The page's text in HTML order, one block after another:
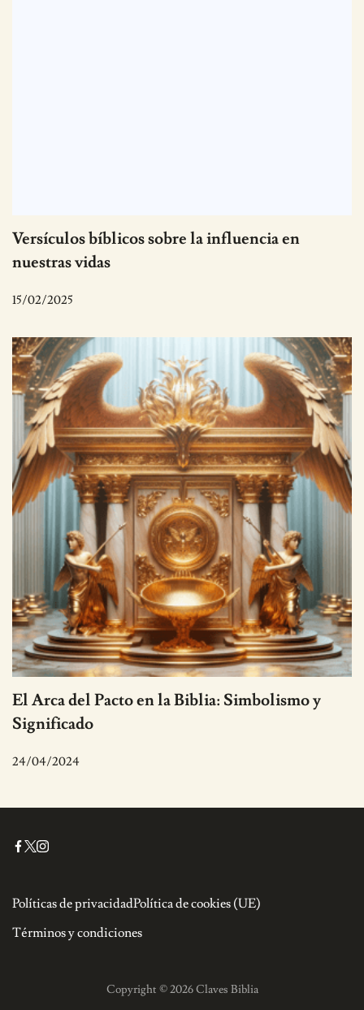
Versículos bíblicos sobre la influencia en
nuestras vidas
15/02/2025
El Arca del Pacto en la Biblia: Simbolismo y
Significado
24/04/2024
Políticas de privacidadPolítica de cookies (UE)
Términos y condiciones
Copyright © 2026 Claves Biblia